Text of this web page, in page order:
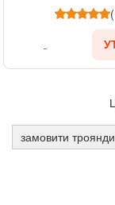
замовити